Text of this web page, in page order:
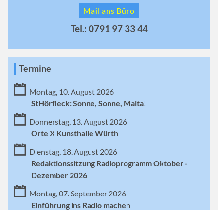
Mail ans Büro
Tel.: 0791 97 33 44
Termine
Montag, 10. August 2026
StHörfleck: Sonne, Sonne, Malta!
Donnerstag, 13. August 2026
Orte X Kunsthalle Würth
Dienstag, 18. August 2026
Redaktionssitzung Radioprogramm Oktober -
Dezember 2026
Montag, 07. September 2026
Einführung ins Radio machen